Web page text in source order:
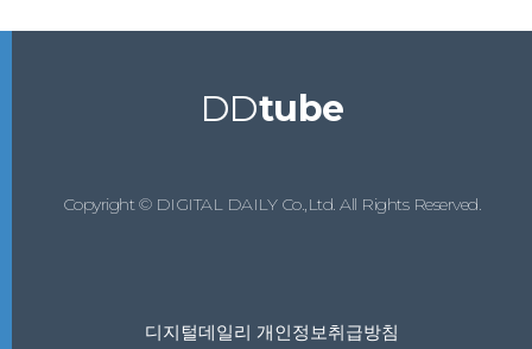
DDtube
Copyright © DIGITAL DAILY Co.,Ltd. All Rights Reserved.
디지털데일리 개인정보취급방침